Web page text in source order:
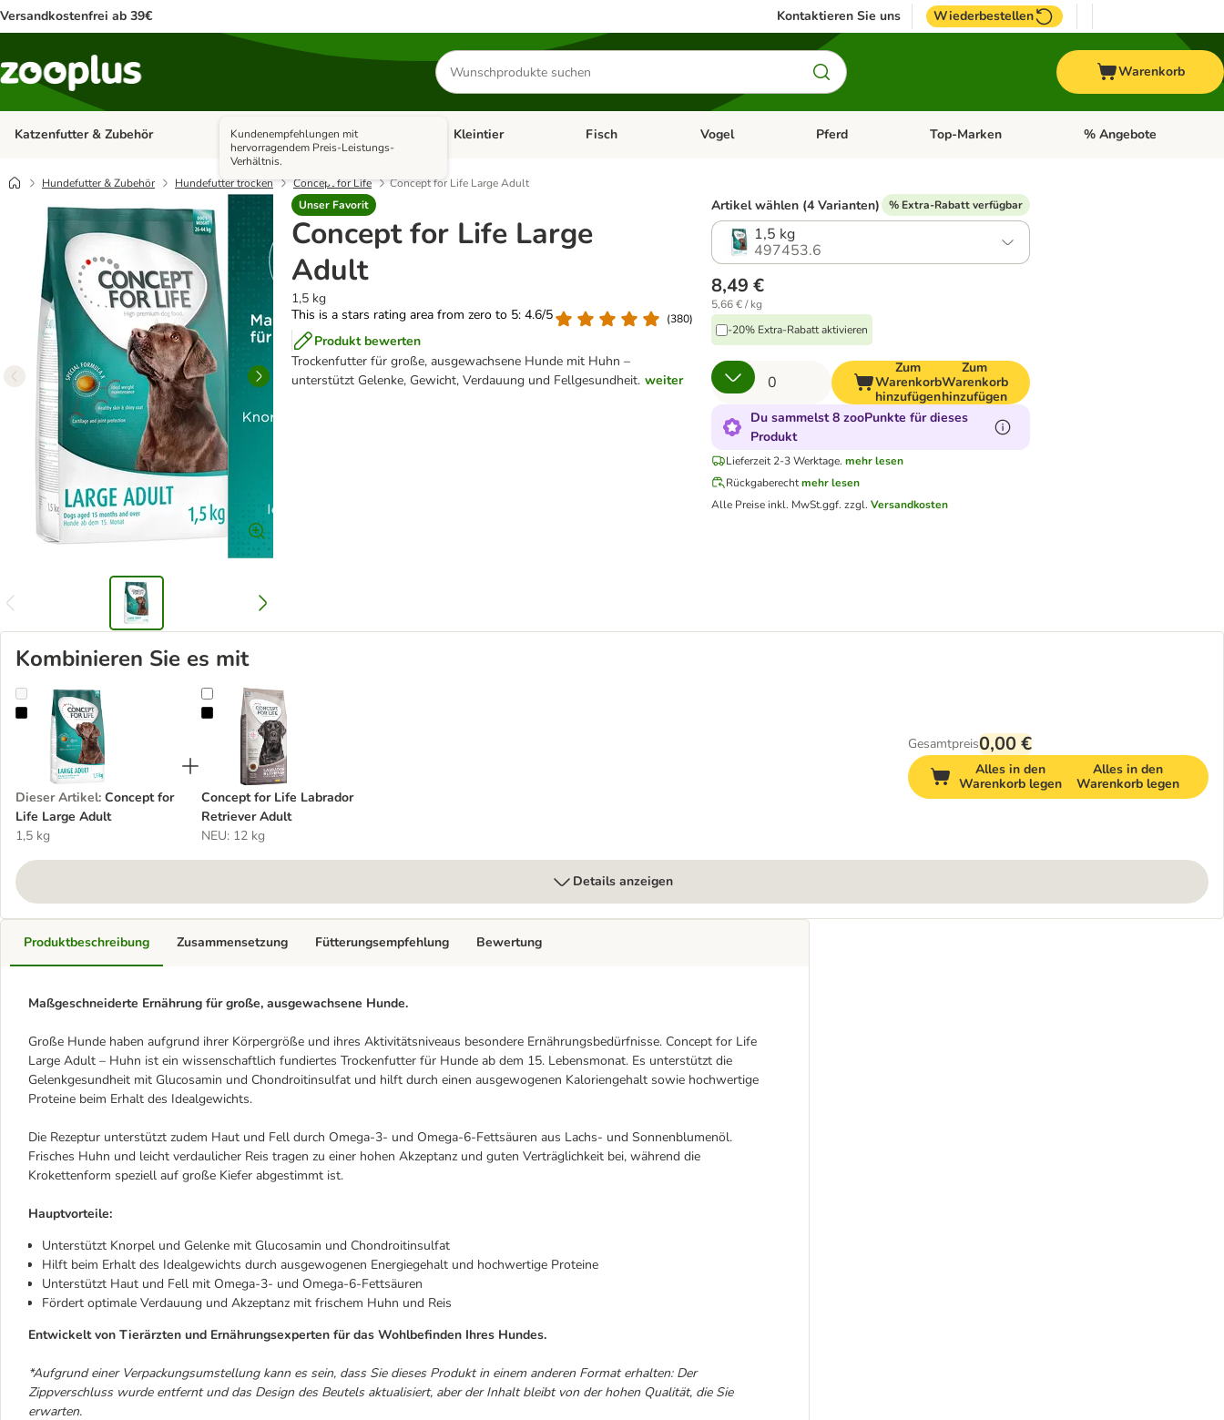
Versandkostenfrei ab 39€ Kontaktieren Sie uns Wiederbestellen
Produkte
suchen
Warenkorb
Katzenfutter & Zubehör Kategorie-Menü öffnen: Katzenfutter & Zubehör
Hundefutter & Zubehör Kategorie-Menü öffnen: Hundefutter & Zubehör
Kleintier Kategorie-Menü öffnen: Kleintier
Fisch Kategorie-Menü öffnen: Fisch
Vogel Kategorie-Menü öffnen: Vogel
Pferd Kategorie-Menü öffnen: Pferd
Top-Marken Kategorie-Menü öffnen:
% Angebote
Hundefutter & Zubehör Hundefutter trocken Concept for Life
Concept for Life Large Adult
Unser Favorit
Kundenempfehlungen mit
hervorragendem Preis-Leistungs-
Verhältnis.
Concept for Life Large
Adult
1,5 kg
This is a stars rating area from zero to 5: 4.6/5
(380)
Produkt bewerten
Trockenfutter für große, ausgewachsene Hunde mit Huhn –
unterstützt Gelenke, Gewicht, Verdauung und Fellgesundheit. weiter
Artikel wählen (4 Varianten) % Extra-Rabatt verfügbar
1,5 kg
497453.6
8,49 €
5,66 € / kg
-20% Extra-Rabatt aktivieren
Zum
Warenkorb
hinzufügen
Zum
Warenkorb
hinzufügen
Du sammelst 8 zooPunkte für dieses
Produkt
Lieferzeit 2-3 Werktage. mehr lesen
Rückgaberecht mehr lesen
Alle Preise inkl. MwSt.ggf. zzgl. Versandkosten
Kombinieren Sie es mit
Concept for Life Large Adult
Dieser Artikel: Concept for
Life Large Adult
1,5 kg
Concept for Life Labrador Retriever Adult
Concept for Life Labrador
Retriever Adult
NEU: 12 kg
Gesamtpreis0,00 €
Alles in den
Warenkorb legen
Alles in den
Warenkorb legen
Details anzeigen
Produktbeschreibung
Maßgeschneiderte Ernährung für große, ausgewachsene Hunde.
Große Hunde haben aufgrund ihrer Körpergröße und ihres Aktivitätsniveaus besondere Ernährungsbedürfnisse. Concept for Life
Large Adult – Huhn ist ein wissenschaftlich fundiertes Trockenfutter für Hunde ab dem 15. Lebensmonat. Es unterstützt die
Gelenkgesundheit mit Glucosamin und Chondroitinsulfat und hilft durch einen ausgewogenen Kaloriengehalt sowie hochwertige
Proteine beim Erhalt des Idealgewichts.
Die Rezeptur unterstützt zudem Haut und Fell durch Omega-3- und Omega-6-Fettsäuren aus Lachs- und Sonnenblumenöl.
Frisches Huhn und leicht verdaulicher Reis tragen zu einer hohen Akzeptanz und guten Verträglichkeit bei, während die
Krokettenform speziell auf große Kiefer abgestimmt ist.
Hauptvorteile:
Unterstützt Knorpel und Gelenke mit Glucosamin und Chondroitinsulfat
Hilft beim Erhalt des Idealgewichts durch ausgewogenen Energiegehalt und hochwertige Proteine
Unterstützt Haut und Fell mit Omega-3- und Omega-6-Fettsäuren
Fördert optimale Verdauung und Akzeptanz mit frischem Huhn und Reis
Entwickelt von Tierärzten und Ernährungsexperten für das Wohlbefinden Ihres Hundes.
*Aufgrund einer Verpackungsumstellung kann es sein, dass Sie dieses Produkt in einem anderen Format erhalten: Der
Zippverschluss wurde entfernt und das Design des Beutels aktualisiert, aber der Inhalt bleibt von der hohen Qualität, die Sie
erwarten.
Zusammensetzung Fütterungsempfehlung Bewertung